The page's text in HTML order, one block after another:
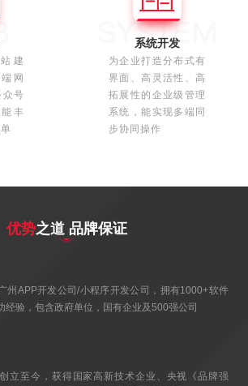
建
网
众号
丰
系统开发
为企业打造分布式有
界面、高灵活性、高
拓展性的企业级管理
系统，能实现多端同
步协同操作
优势之道 品牌保证
州APP开发公司/小程序开发公司，拥有1000+软件
经验，包含政府单位，国有企业及500强公司
立至今，获得国家高新技术企业、央视《品牌强